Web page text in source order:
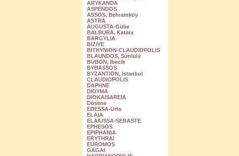
ARYKANDA
ASPENDOS
ASSOS, Behramköy
ASTRA
AUGUSTA-Gübe
BALBURA, Katara
BARGYLIA
BIZIYE
BITHYNION-CLAUDIOPOLIS
BLAUNDOS, Sünlülü
BUBON, Ibecik
BYBASSOS
BYZANTION, Istanbul
CLAUDIOPOLIS
DAPHNE
DIDYMA
DIOKAISAREIA
Dösene
EDESSA-Urfa
ELAIA
ELAIUSSA-SEBASTE
EPHESOS
EPIPHANIA
ERYTHRAI
EUROMOS
GAGAI